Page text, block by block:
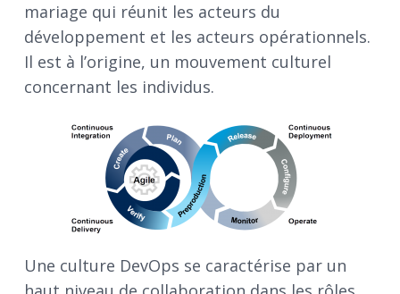
mariage qui réunit les acteurs du
développement et les acteurs opérationnels.
Il est à l’origine, un mouvement culturel
concernant les individus.
Une culture DevOps se caractérise par un